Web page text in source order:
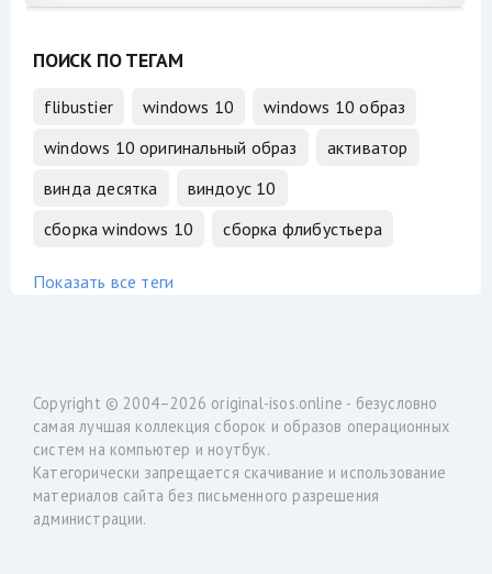
ПОИСК ПО ТЕГАМ
flibustier windows 10
windows 10 образ
windows 10 оригинальный образ
активатор
винда десятка
виндоус 10
сборка windows 10
сборка флибустьера
Показать все теги
Copyright © 2004–2026 original-isos.online - безусловно
самая лучшая коллекция сборок и образов операционных
систем на компьютер и ноутбук.
Категорически запрещается скачивание и использование
материалов сайта без письменного разрешения
администрации.